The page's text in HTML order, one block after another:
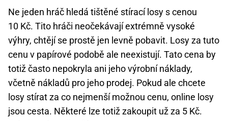
Ne jeden hráč hledá tištěné stírací losy s cenou
10 Kč. Tito hráči neočekávají extrémně vysoké
výhry, chtějí se prostě jen levně pobavit. Losy za tuto
cenu v papírové podobě ale neexistují. Tato cena by
totiž často nepokryla ani jeho výrobní náklady,
včetně nákladů pro jeho prodej. Pokud ale chcete
losy stírat za co nejmenší možnou cenu, online losy
jsou cesta. Některé lze totiž zakoupit už za 5 Kč.